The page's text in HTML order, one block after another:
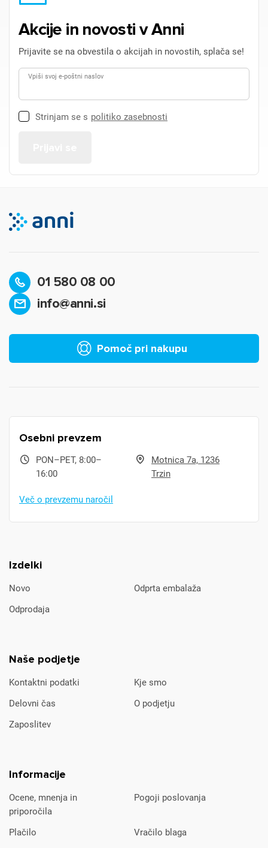
Akcije in novosti v Anni
Prijavite se na obvestila o akcijah in novostih, splača se!
Vpiši svoj e-poštni naslov
Strinjam se s politiko zasebnosti
01 580 08 00
info@anni.si
Pomoč pri nakupu
Izdelki
Novo
Odprta embalaža
Odprodaja
Naše podjetje
Kontaktni podatki
Kje smo
Delovni čas
O podjetju
Zaposlitev
Informacije
Ocene, mnenja in
priporočila
Pogoji poslovanja
Plačilo Vračilo blaga
Osebni prevzem
PON–PET, 8:00–
16:00
Motnica 7a, 1236
Trzin
Več o prevzemu naročil
Za dodajanje na seznam želja morate biti prijavljeni.